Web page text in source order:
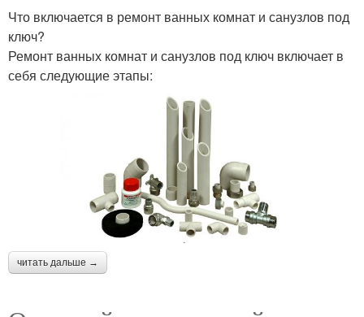
Что включается в ремонт ванных комнат и санузлов под
ключ?
Ремонт ванных комнат и санузлов под ключ включает в
себя следующие этапы:
читать дальше →